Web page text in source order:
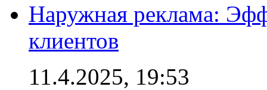
Наружная реклама:
клиентов
11.4.2025, 19:53